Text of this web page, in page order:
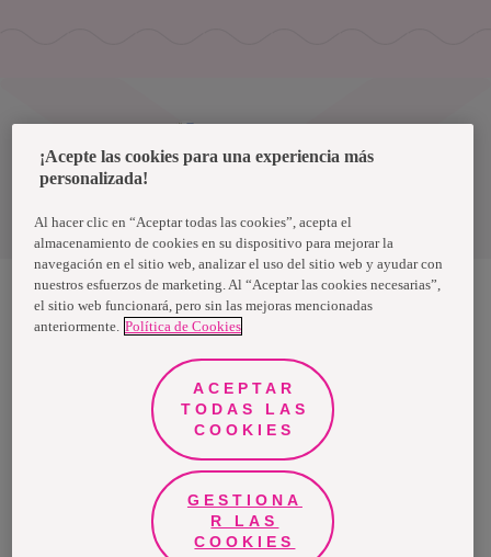
Términos y condiciones
Nosotras, una marca de Essity - una compañía global líder en
mundo, utilizan nuestros productos, servicios y soluciones. Nuestro
propósito es romper barreras por el bienestar en beneficio de
consumidores, pacientes, cuidadores, clientes y la sociedad en
general. Vendemos en aproximadamente 150 países bajo las
principales marcas globales TENA y Tork, así como otras marcas
como Actimove, Cutimed, JOBST, Knix, Leukoplast, Libero, Libresse,
Lotus, Modibodi, Nosotras, Saba, Tempo, TOM Organic y Zewa. En
2024, Essity tuvo ventas de aproximadamente 13 mil millones de
euros y empleó a 36,000 personas. La sede de la compañía está
ubicada en Estocolmo, Suecia, y Essity cotiza en Nasdaq Estocolmo.
Más información en www.essity.com.
¡Acepte las cookies para una experiencia más
personalizada!
Al hacer clic en “Aceptar todas las cookies”, acepta el
almacenamiento de cookies en su dispositivo para mejorar la
navegación en el sitio web, analizar el uso del sitio web y ayudar con
nuestros esfuerzos de marketing. Al “Aceptar las cookies necesarias”,
el sitio web funcionará, pero sin las mejoras mencionadas
anteriormente. Política de Cookies
ACEPTAR
TODAS LAS
COOKIES
GESTIONA
R LAS
COOKIES